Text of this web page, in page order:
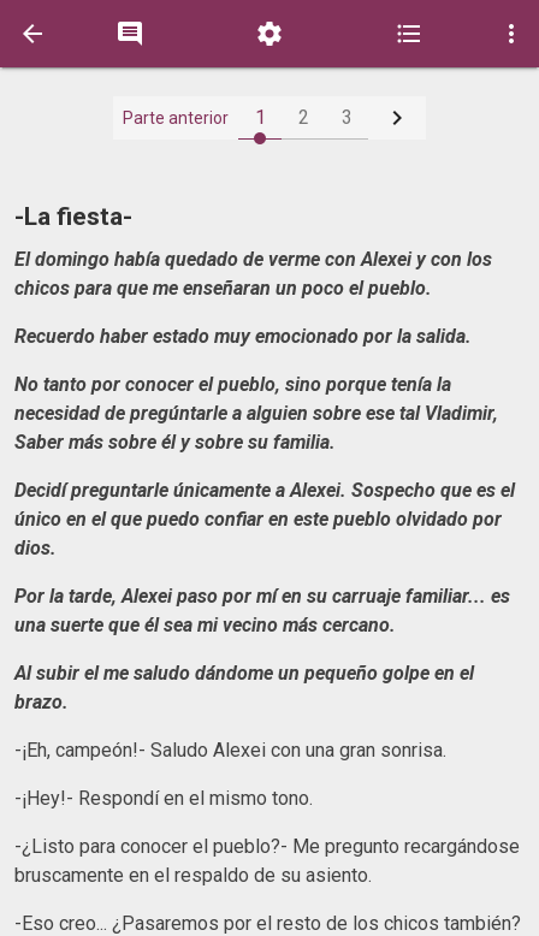
    
Parte anterior 1 2 3 
-La fiesta-
El domingo había quedado de verme con Alexei y con los
chicos para que me enseñaran un poco el pueblo.
Recuerdo haber estado muy emocionado por la salida.
No tanto por conocer el pueblo, sino porque tenía la
necesidad de pregúntarle a alguien sobre ese tal Vladimir,
Saber más sobre él y sobre su familia.
Decidí preguntarle únicamente a Alexei. Sospecho que es el
único en el que puedo confiar en este pueblo olvidado por
dios.
Por la tarde, Alexei paso por mí en su carruaje familiar... es
una suerte que él sea mi vecino más cercano.
Al subir el me saludo dándome un pequeño golpe en el
brazo.
-¡Eh, campeón!- Saludo Alexei con una gran sonrisa.
-¡Hey!- Respondí en el mismo tono.
-¿Listo para conocer el pueblo?- Me pregunto recargándose
bruscamente en el respaldo de su asiento.
-Eso creo... ¿Pasaremos por el resto de los chicos también?